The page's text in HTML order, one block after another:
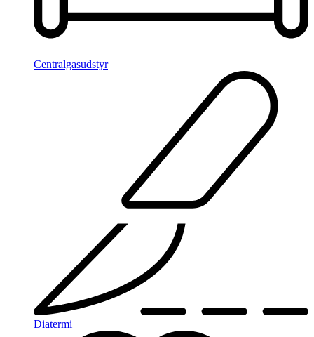
Centralgasudstyr
Diatermi